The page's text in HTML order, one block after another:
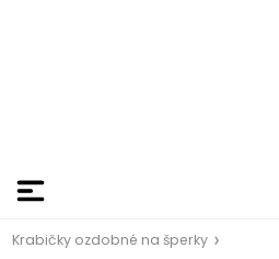
Krabičky ozdobné na šperky